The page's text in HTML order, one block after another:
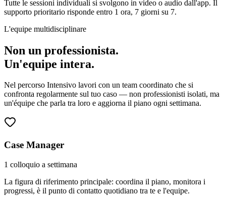
Tutte le sessioni individuali si svolgono in video o audio dall'app. Il
supporto prioritario risponde entro 1 ora, 7 giorni su 7.
L'equipe multidisciplinare
Non un professionista.
Un'equipe intera.
Nel percorso Intensivo lavori con un team coordinato che si
confronta regolarmente sul tuo caso — non professionisti isolati, ma
un'équipe che parla tra loro e aggiorna il piano ogni settimana.
Case Manager
1 colloquio a settimana
La figura di riferimento principale: coordina il piano, monitora i
progressi, è il punto di contatto quotidiano tra te e l'equipe.